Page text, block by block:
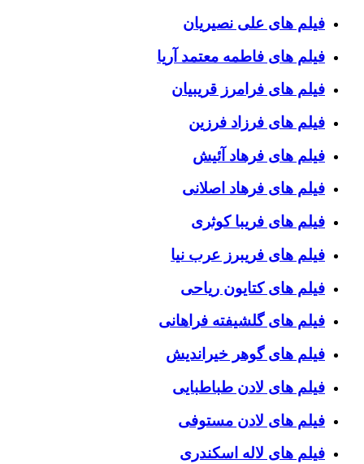
فیلم های علی نصیریان
فیلم های فاطمه معتمد آریا
فیلم های فرامرز قریبیان
فیلم های فرزاد فرزین
فیلم های فرهاد آئیش
فیلم های فرهاد اصلانی
فیلم های فریبا کوثری
فیلم های فریبرز عرب نیا
فیلم های کتایون ریاحی
فیلم های گلشیفته فراهانی
فیلم های گوهر خیراندیش
فیلم های لادن طباطبایی
فیلم های لادن مستوفی
فیلم های لاله اسکندری